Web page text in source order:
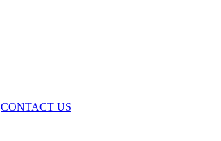
CONTACT US